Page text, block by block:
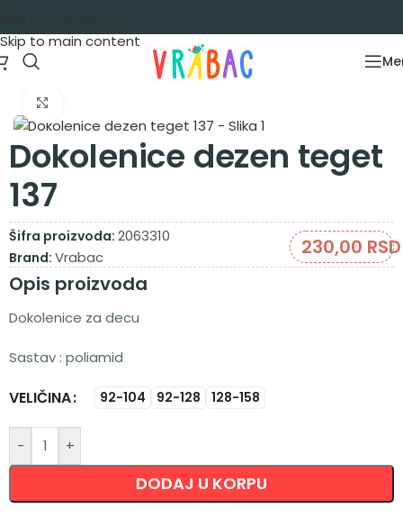
Skip to main content
Dokolenice dezen teget
137
Šifra proizvoda: 2063310
Brand: Vrabac 230,00 RSD
Opis proizvoda
Dokolenice za decu
Sastav : poliamid
VELIČINA 92-104 92-128 128-158
- +
DODAJ U KORPU
Alternative: